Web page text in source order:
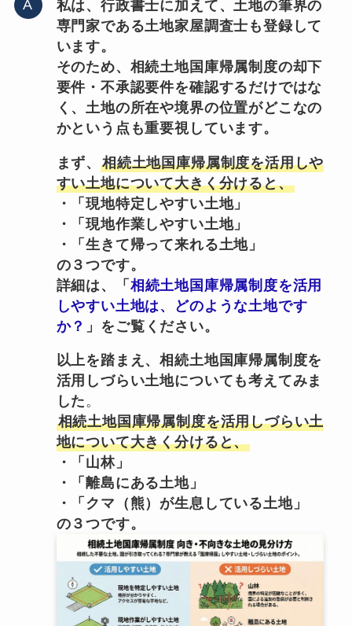
私は、行政書士に加えて、土地の筆界の
専門家である土地家屋調査士も登録して
います。
そのため、相続土地国庫帰属制度の却下
要件・不承認要件を確認するだけではな
く、土地の所在や境界の位置がどこなの
かという点も重要視しています。
まず、相続土地国庫帰属制度を活用しや
すい土地について大きく分けると、
・「現地特定しやすい土地」
・「現地作業しやすい土地」
・「生きて帰って来れる土地」
の３つです。
詳細は、「 相続土地国庫帰属制度を活用
しやすい土地は、どのような土地です
か？ 」をご覧ください。
以上を踏まえ、相続土地国庫帰属制度を
活用しづらい土地についても考えてみま
した。
相続土地国庫帰属制度を活用しづらい土
地について大きく分けると、
・「山林」
・「離島にある土地」
・「クマ（熊）が生息している土地」
の３つです。